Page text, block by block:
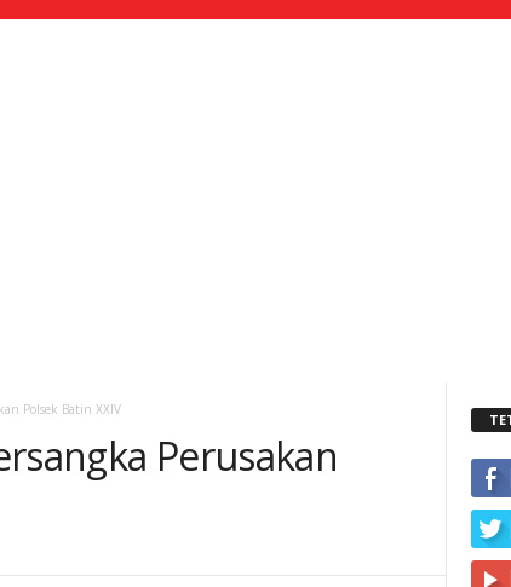
Polsek Batin XXIV
Perusakan